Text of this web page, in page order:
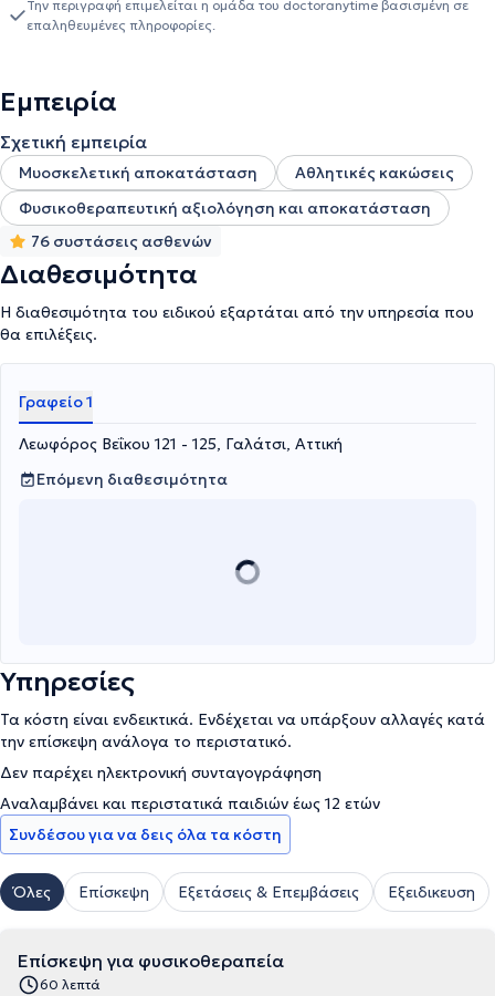
Praha) με παράλληλη ενασχόληση στα τμήματα υποδομών της
Sparta Praha HC – U19. Επίσης, έχει διατελέσει Κλινικός
Medical Technologies. Αμέσως μετά την επιστροφή του στην
Ελλάδα ανέλαβε καθήκοντα ως Φυσικοθεραπευτής της Εθνικής
Ομάδας Ενόπλων Δυνάμεων Ποδοσφαίρου και ως
Ομοσπονδιακός Αθλητικός Φυσικοθεραπευτής της Εθνικής
Ομάδας Ποδοσφαίρου Ελπίδων - U21, μέχρι και σήμερα. Τέλος,
εξειδικεύεται στη φυσικοθεραπευτική αξιολόγηση και
αποκατάσταση, στη μυοσκελετική αποκατάσταση και στις
αθλητικές κακώσεις.
Την περιγραφή επιμελείται η ομάδα του doctoranytime βασισμένη σε
επαληθευμένες πληροφορίες.
Εμπειρία
Σχετική εμπειρία
Μυοσκελετική αποκατάσταση
Αθλητικές κακώσεις
Φυσικοθεραπευτική αξιολόγηση και αποκατάσταση
76 συστάσεις ασθενών
Διαθεσιμότητα
Η διαθεσιμότητα του ειδικού εξαρτάται από την υπηρεσία που
θα επιλέξεις.
Γραφείο 1
Λεωφόρος Βεΐκου 121 - 125, Γαλάτσι, Αττική
Επόμενη διαθεσιμότητα
Υπηρεσίες
Τα κόστη είναι ενδεικτικά. Ενδέχεται να υπάρξουν αλλαγές κατά
την επίσκεψη ανάλογα το περιστατικό.
Δεν παρέχει ηλεκτρονική συνταγογράφηση
Αναλαμβάνει και περιστατικά παιδιών έως 12 ετών
Συνδέσου για να δεις όλα τα κόστη
Όλες Επίσκεψη Εξετάσεις & Επεμβάσεις Εξειδικευση
Επίσκεψη για φυσικοθεραπεία
60 λεπτά